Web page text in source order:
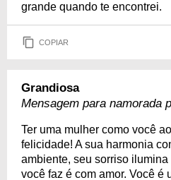
grande quando te encontrei.
COPIAR
Grandiosa
Mensagem para namorada
Ter uma mulher como você
felicidade! A sua harmonia
ambiente, seu sorriso
você faz é com amor. Você é